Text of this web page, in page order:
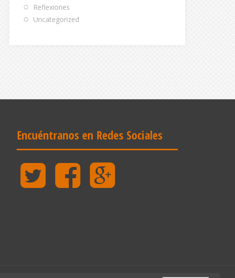
Reflexiones
Uncategorized
Encuéntranos en Redes Sociales
Twitter Facebook
Google